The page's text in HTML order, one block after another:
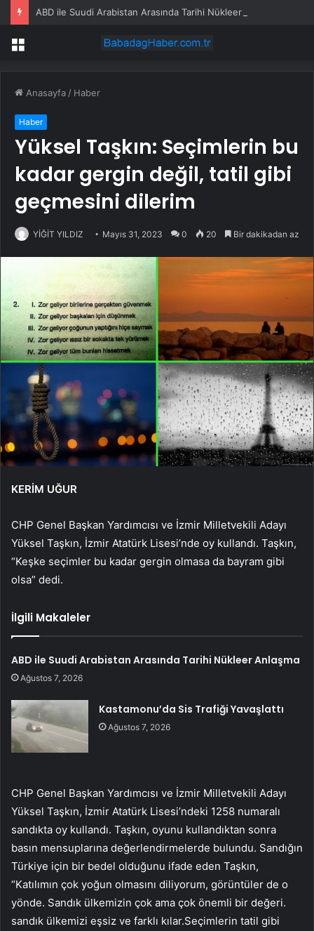
ABD ile Suudi Arabistan Arasında Tarihi Nükleer Anlaşma
Menü
Anasayfa / Haber
Haber
Yüksel Taşkın: Seçimlerin bu
kadar gergin değil, tatil gibi
geçmesini dilerim
YİĞİT YILDIZ Mayıs 31, 2023 0 20 Bir dakikadan az
KERİM UĞUR
CHP Genel Başkan Yardımcısı ve İzmir Milletvekili Adayı
Yüksel Taşkın, İzmir Atatürk Lisesi’nde oy kullandı. Taşkın,
“Keşke seçimler bu kadar gergin olmasa da bayram gibi
olsa” dedi.
İlgili Makaleler
ABD ile Suudi Arabistan Arasında Tarihi Nükleer Anlaşma
Ağustos 7, 2026
Kastamonu’da Sis Trafiği Yavaşlattı
Ağustos 7, 2026
CHP Genel Başkan Yardımcısı ve İzmir Milletvekili Adayı
Yüksel Taşkın, İzmir Atatürk Lisesi’ndeki 1258 numaralı
sandıkta oy kullandı. Taşkın, oyunu kullandıktan sonra
basın mensuplarına değerlendirmelerde bulundu. Sandığın
Türkiye için bir bedel olduğunu ifade eden Taşkın,
“Katılımın çok yoğun olmasını diliyorum, görüntüler de o
yönde. Sandık ülkemizin çok ama çok önemli bir değeri.
sandık ülkemizi eşsiz ve farklı kılar.Seçimlerin tatil gibi